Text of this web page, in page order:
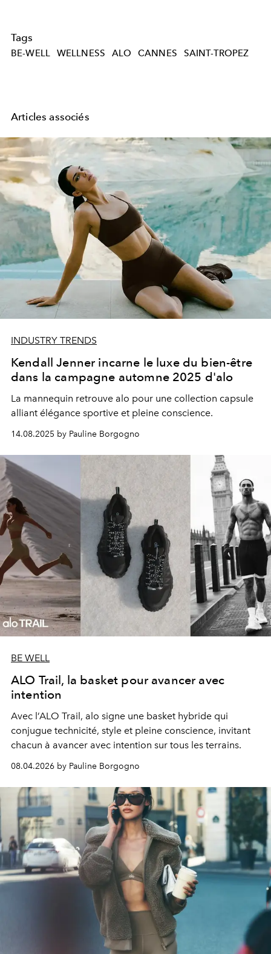
Tags
BE-WELL WELLNESS ALO CANNES SAINT-TROPEZ
Articles associés
INDUSTRY TRENDS
Kendall Jenner incarne le luxe du bien-être
dans la campagne automne 2025 d'alo
La mannequin retrouve alo pour une collection capsule
alliant élégance sportive et pleine conscience.
14.08.2025 by Pauline Borgogno
BE WELL
ALO Trail, la basket pour avancer avec
intention
Avec l’ALO Trail, alo signe une basket hybride qui
conjugue technicité, style et pleine conscience, invitant
chacun à avancer avec intention sur tous les terrains.
08.04.2026 by Pauline Borgogno